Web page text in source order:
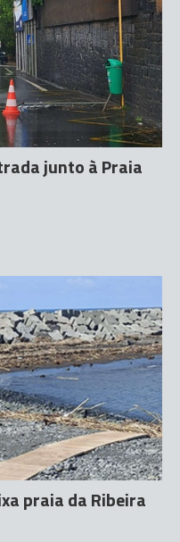
junto à Praia
praia da Ribeira